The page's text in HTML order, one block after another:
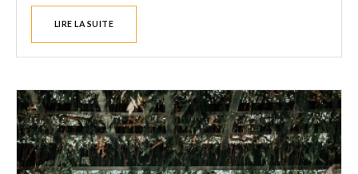
LIRE LA SUITE